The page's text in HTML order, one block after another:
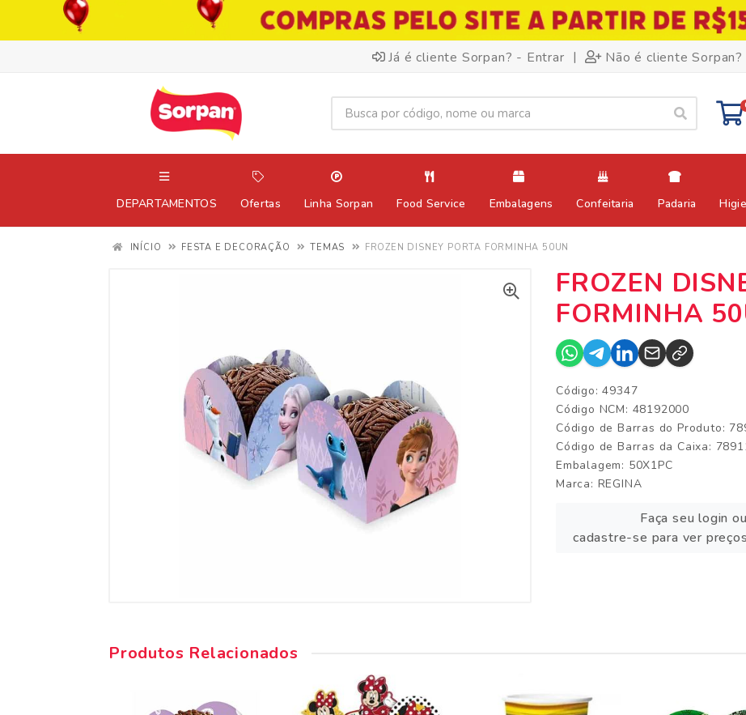
Já é cliente Sorpan? - Entrar | Não é cliente
DEPARTAMENTOS Ofertas Linha Sorpan Food Service Embalagens Confeitaria Padaria
INÍCIO FESTA E DECORAÇÃO TEMAS FROZEN DISNEY PORTA FORMINHA 50UN
FROZEN
FORMINHA
Código: 49347
Código NCM: 48192000
Código de Barras do Produto:
Código de Barras da Caixa:
Embalagem: 50X1PC
Marca: REGINA
Faça seu login ou
cadastre-se para ver
Produtos Relacionados